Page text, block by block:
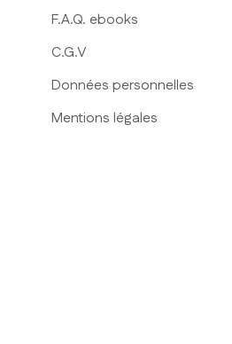
F.A.Q. ebooks
C.G.V
Données personnelles
Mentions légales